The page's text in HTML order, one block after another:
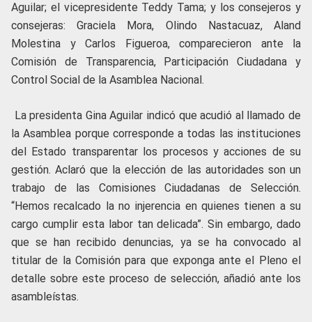
Aguilar; el vicepresidente Teddy Tama; y los consejeros y
consejeras: Graciela Mora, Olindo Nastacuaz, Aland
Molestina y Carlos Figueroa, comparecieron ante la
Comisión de Transparencia, Participación Ciudadana y
Control Social de la Asamblea Nacional.
La presidenta Gina Aguilar indicó que acudió al llamado de
la Asamblea porque corresponde a todas las instituciones
del Estado transparentar los procesos y acciones de su
gestión. Aclaró que la elección de las autoridades son un
trabajo de las Comisiones Ciudadanas de Selección.
“Hemos recalcado la no injerencia en quienes tienen a su
cargo cumplir esta labor tan delicada”. Sin embargo, dado
que se han recibido denuncias, ya se ha convocado al
titular de la Comisión para que exponga ante el Pleno el
detalle sobre este proceso de selección, añadió ante los
asambleístas.